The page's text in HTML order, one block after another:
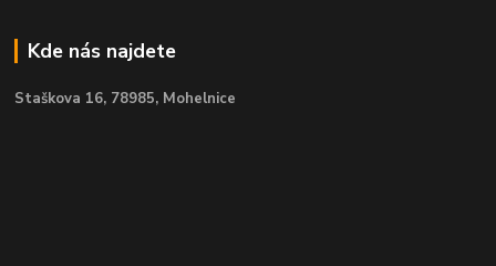
Kde nás najdete
Staškova 16, 78985, Mohelnice